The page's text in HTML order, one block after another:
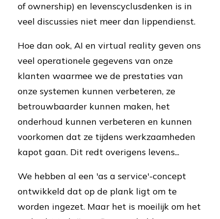
of ownership) en levenscyclusdenken is in
veel discussies niet meer dan lippendienst.
Hoe dan ook, AI en virtual reality geven ons
veel operationele gegevens van onze
klanten waarmee we de prestaties van
onze systemen kunnen verbeteren, ze
betrouwbaarder kunnen maken, het
onderhoud kunnen verbeteren en kunnen
voorkomen dat ze tijdens werkzaamheden
kapot gaan. Dit redt overigens levens...
We hebben al een 'as a service'-concept
ontwikkeld dat op de plank ligt om te
worden ingezet. Maar het is moeilijk om het